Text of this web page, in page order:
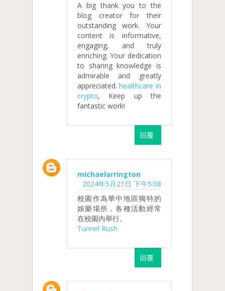
A big thank you to the
blog creator for their
outstanding work. Your
content is informative,
engaging, and truly
enriching. Your dedication
to sharing knowledge is
admirable and greatly
appreciated.healthcare in
crypto, Keep up the
fantastic work!
回覆
michaelarrington
2024年5月21日 下午5:08
校園作為華中地區獨特的
娛樂場所，各種活動經常
在校園內舉行。
Tunnel Rush
回覆